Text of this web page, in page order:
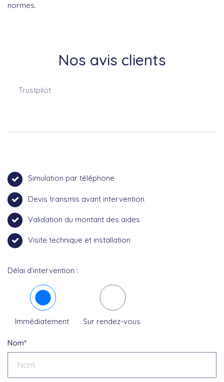
normes.
Nos avis clients
Trustpilot
Simulation par téléphone
Devis transmis avant intervention
Validation du montant des aides
Visite technique et installation
Délai d’intervention :
Immédiatement Sur rendez-vous
Nom*